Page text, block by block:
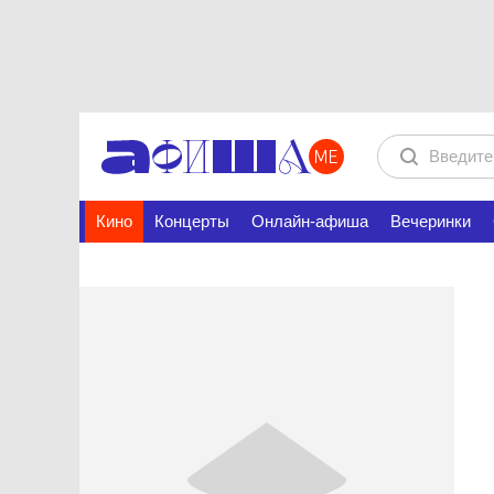
Кино Концерты Онлайн-афиша Вечеринки